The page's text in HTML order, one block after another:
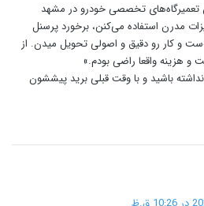
تعمیرگاه‌های تخصصی خودرو در مشهد
مدرن استفاده می‌کنن، برخورد پرسنل
و کار رو دقیق و اصولی تحویل میدن. از
و هزینه واقعا راضی بودم.»
باشید و با وقت قبلی برید پیششون